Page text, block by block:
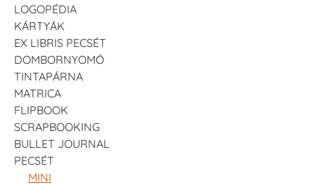
LOGOPÉDIA
KÁRTYÁK
EX LIBRIS PECSÉT
DOMBORNYOMÓ
TINTAPÁRNA
MATRICA
FLIPBOOK
SCRAPBOOKING
BULLET JOURNAL
PECSÉT
MINI